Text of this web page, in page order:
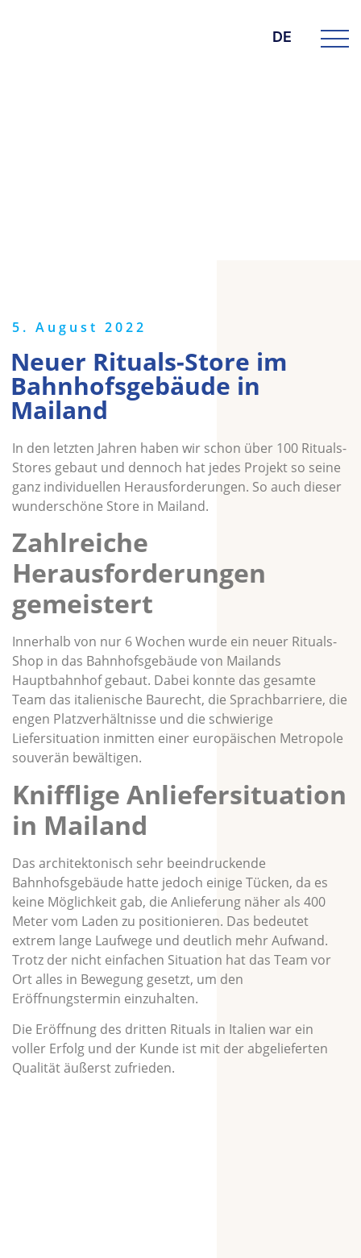
DE
5. August 2022
Neuer Rituals-Store im
Bahnhofsgebäude in
Mailand
In den letzten Jahren haben wir schon über 100 Rituals-
Stores gebaut und dennoch hat jedes Projekt so seine
ganz individuellen Herausforderungen. So auch dieser
wunderschöne Store in Mailand.
Zahlreiche
Herausforderungen
gemeistert
Innerhalb von nur 6 Wochen wurde ein neuer Rituals-
Shop in das Bahnhofsgebäude von Mailands
Hauptbahnhof gebaut. Dabei konnte das gesamte
Team das italienische Baurecht, die Sprachbarriere, die
engen Platzverhältnisse und die schwierige
Liefersituation inmitten einer europäischen Metropole
souverän bewältigen.
Knifflige Anliefersituation
in Mailand
Das architektonisch sehr beeindruckende
Bahnhofsgebäude hatte jedoch einige Tücken, da es
keine Möglichkeit gab, die Anlieferung näher als 400
Meter vom Laden zu positionieren. Das bedeutet
extrem lange Laufwege und deutlich mehr Aufwand.
Trotz der nicht einfachen Situation hat das Team vor
Ort alles in Bewegung gesetzt, um den
Eröffnungstermin einzuhalten.
Die Eröffnung des dritten Rituals in Italien war ein
voller Erfolg und der Kunde ist mit der abgelieferten
Qualität äußerst zufrieden.